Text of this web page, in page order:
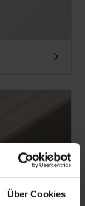
Über Cookies